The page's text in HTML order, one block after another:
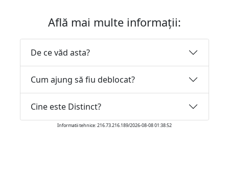
Află mai multe informații:
De ce văd asta?
Cum ajung să fiu deblocat?
Cine este Distinct?
Informatii tehnice: 216.73.216.189/2026-08-08 01:38:52